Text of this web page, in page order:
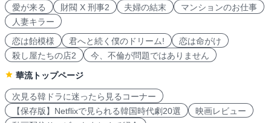
愛が来る 財閥 X 刑事2 夫婦の結末
マンションのお仕事
人妻キラー
恋は飴模様
君へと続く僕のドリーム!
恋は命がけ
殺し屋たちの店2
今、不倫が問題ではありません
華流トップページ
次見る韓ドラに迷ったら見るコーナー
【保存版】Netflixで見られる韓国時代劇20選
映画レビュー